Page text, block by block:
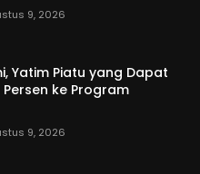
9, 2026
Yatim Piatu yang Dapat
Persen ke Program
9, 2026